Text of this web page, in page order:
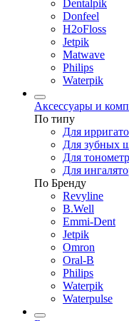
Dentalpik
Donfeel
H2oFloss
Jetpik
Matwave
Philips
Waterpik
Аксессуары и
По типу
Для
Для зубных
Для
Для
По Бренду
Revyline
B.Well
Emmi-Dent
Jetpik
Omron
Oral-B
Philips
Waterpik
Waterpulse